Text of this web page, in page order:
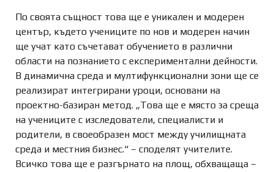
По своята същност това ще е уникален и модерен
център, където учениците по нов и модерен начин
ще учат като съчетават обучението в различни
области на познанието с експериментални дейности.
В динамична среда и мултифункционални зони ще се
реализират интегрирани уроци, основани на
проектно-базиран метод. „Това ще е място за среща
на учениците с изследователи, специалисти и
родители, в своеобразен мост между училищната
среда и местния бизнес.“ – споделят учителите.
Всичко това ще е разгърнато на площ, обхващаща –